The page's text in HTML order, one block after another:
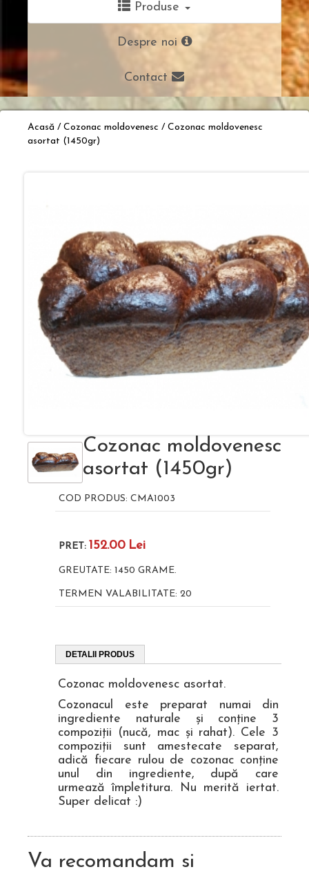
Produse
Despre noi
Contact
Acasă / Cozonac moldovenesc / Cozonac moldovenesc
asortat (1450gr)
Cozonac moldovenesc
asortat (1450gr)
COD PRODUS: CMA1003
PRET: 152.00 Lei
GREUTATE: 1450 GRAME.
TERMEN VALABILITATE: 20
DETALII PRODUS
Cozonac moldovenesc asortat.
Cozonacul este preparat numai din
ingrediente naturale şi conţine 3
compoziţii (nucă, mac şi rahat). Cele 3
compoziţii sunt amestecate separat,
adică fiecare rulou de cozonac conţine
unul din ingrediente, după care
urmează împletitura. Nu merită iertat.
Super delicat :)
Va recomandam si